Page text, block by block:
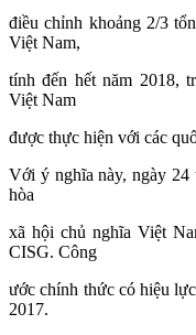
điều chỉnh khoảng 2/3
Việt Nam,
tính đến hết năm 2018,
Việt Nam
được thực hiện với các
Với ý nghĩa này, ngày 24
hòa
xã hội chủ nghĩa Việt
CISG. Công
ước chính thức có hiệu
2017.